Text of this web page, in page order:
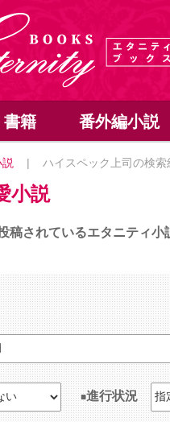
書籍 番外編小説
| ハイスペック上司の検索
小説
稿されているエタニティ小
進行状況